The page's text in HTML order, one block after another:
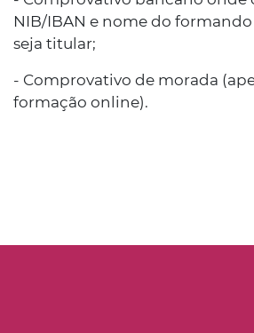
NIB/IBAN e nome do
seja titular;
- Comprovativo de morada
formação online).